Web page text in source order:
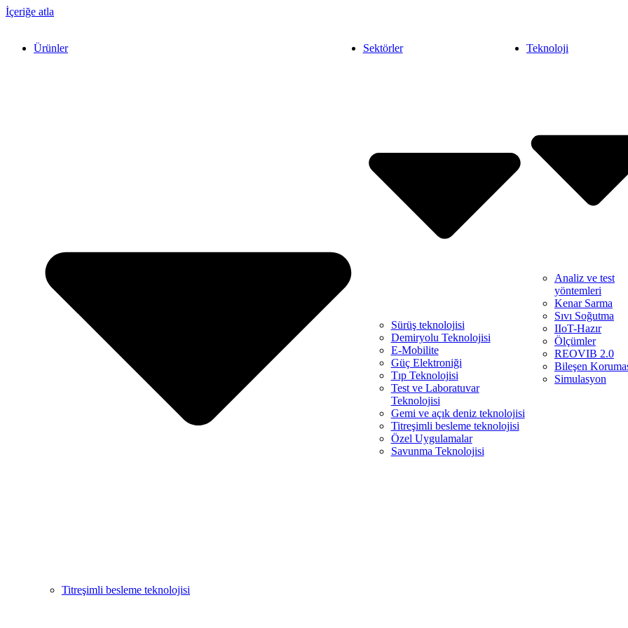
İçeriğe atla
Ürünler
Titreşimli besleme teknolojisi
Sektörler
Sürüş teknolojisi
Demiryolu Teknolojisi
E-Mobilite
Güç Elektroniği
Tıp Teknolojisi
Test ve Laboratuvar
Teknolojisi
Gemi ve açık deniz teknolojisi
Titreşimli besleme teknolojisi
Özel Uygulamalar
Savunma Teknolojisi
Teknoloji
Analiz ve test
yöntemleri
Kenar Sarma
Sıvı Soğutma
IIoT-Hazır
Ölçümler
REOVIB 2.0
Bileşen
Simulasyon